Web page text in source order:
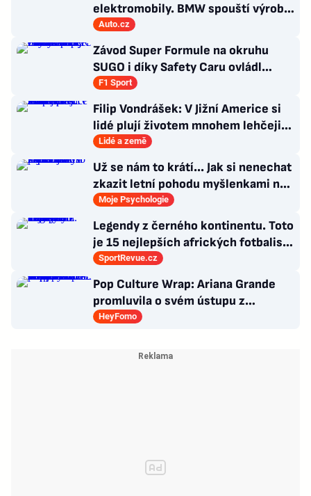
elektromobily. BMW spouští výrobu
sedanu i3
Auto.cz
Závod Super Formule na okruhu
SUGO i díky Safety Caru ovládl
Fukuzumi. Staněk po chybě nedojel
F1 Sport
Filip Vondrášek: V Jižní Americe si
lidé plují životem mnohem lehčeji,
věci tolik neřeší
Lidé a země
Už se nám to krátí... Jak si nenechat
zkazit letní pohodu myšlenkami na
zářijový zápřah?
Moje Psychologie
Legendy z černého kontinentu. Toto
je 15 nejlepších afrických fotbalistů
všech dob
SportRevue.cz
Pop Culture Wrap: Ariana Grande
promluvila o svém ústupu z
veřejného života a Sophia z
HeyFomo